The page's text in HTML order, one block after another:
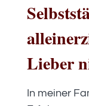
Lieber
In meiner